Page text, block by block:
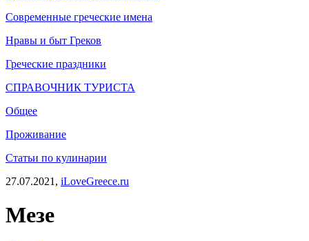
Современные греческие имена
Нравы и быт Греков
Греческие праздники
СПРАВОЧНИК ТУРИСТА
Общее
Проживание
Статьи по кулинарии
27.07.2021, iLoveGreece.ru
Мезе